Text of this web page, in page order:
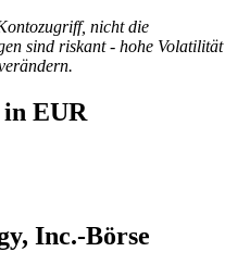
nicht die
sind riskant - hohe Volatilität
EUR
Inc.-Börse